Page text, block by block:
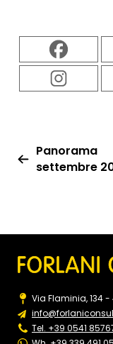
Panorama
settembre
Via Flaminia, 134 -
Tel. +39 0541